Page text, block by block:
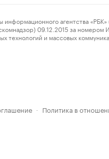
агентства «РБК»
09.12.2015 за
технологий и массовых
· Политика в